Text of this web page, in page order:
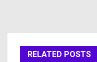
ン RELATED POSTS